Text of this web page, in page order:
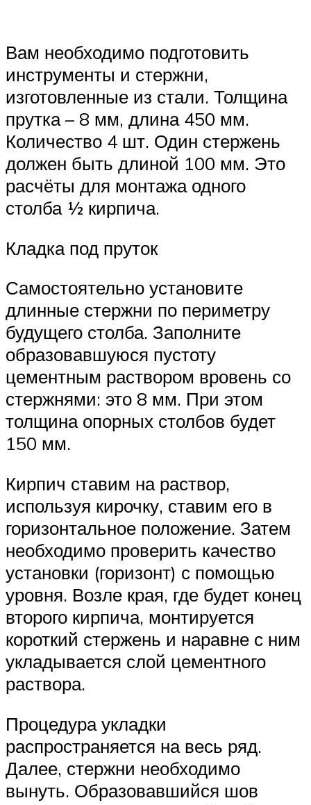
Вам необходимо подготовить
инструменты и стержни,
изготовленные из стали. Толщина
прутка – 8 мм, длина 450 мм.
Количество 4 шт. Один стержень
должен быть длиной 100 мм. Это
расчёты для монтажа одного
столба ½ кирпича.
Кладка под пруток
Самостоятельно установите
длинные стержни по периметру
будущего столба. Заполните
образовавшуюся пустоту
цементным раствором вровень со
стержнями: это 8 мм. При этом
толщина опорных столбов будет
150 мм.
Кирпич ставим на раствор,
используя кирочку, ставим его в
горизонтальное положение. Затем
необходимо проверить качество
установки (горизонт) с помощью
уровня. Возле края, где будет конец
второго кирпича, монтируется
короткий стержень и наравне с ним
укладывается слой цементного
раствора.
Процедура укладки
распространяется на весь ряд.
Далее, стержни необходимо
вынуть. Образовавшийся шов